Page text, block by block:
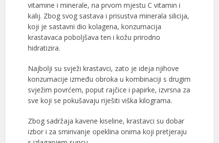
vitamine i minerale, na prvom mjestu C vitamin i
kalij. Zbog svog sastava i prisustva minerala silicija,
koji je sastavni dio kolagena, konzumacija
krastavaca poboljšava ten i kožu prirodno
hidratizira.
Najbolji su svježi krastavci, zato je ideja njihove
konzumacije između obroka u kombinaciji s drugim
svježim povrćem, poput rajčice i papirke, izvrsna za
sve koji se pokušavaju riješiti viška kilograma.
Zbog sadržaja kavene kiseline, krastavci su dobar
izbor i za smirivanje opeklina onima koji pretjeraju